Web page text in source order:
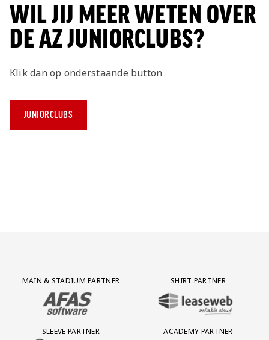
WIL JIJ MEER WETEN OVER
DE AZ JUNIORCLUBS?
Klik dan op onderstaande button
JUNIORCLUBS
Partner Logos Grid
MAIN & STADIUM PARTNER
BEZOEK ONZE MAIN & STADIUM PARTNER AFAS SOFTWARE
SHIRT PARTNER
BEZOEK ONZE SHIRT PARTNER
SLEEVE PARTNER
ACADEMY PARTNER